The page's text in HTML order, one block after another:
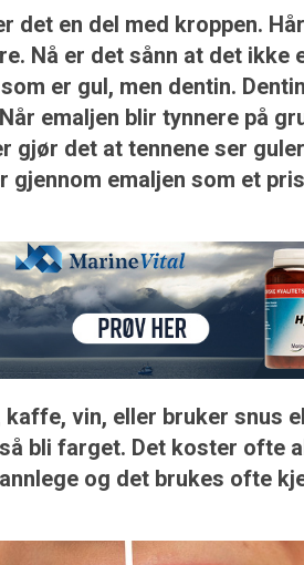
det en del med kroppen.
Nå er det sånn at det ikke
er gul, men dentin.
emaljen blir tynnere på
gjør det at tennene ser
gjennom emaljen som et
vin, eller bruker snus
bli farget. Det koster ofte
og det brukes ofte